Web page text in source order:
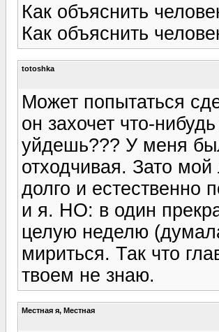
Как объяснить
Как объяснить
totoshka
Может попытаться
он захочет что-
уйдешь??? У меня
отходчивая. Зато
долго и естественно
и я. НО: в один
целую неделю
мириться. Так что
твоем не знаю.
Местная я, Местная